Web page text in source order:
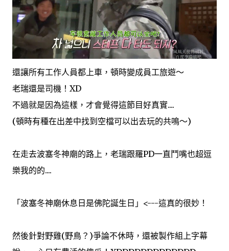
還讓所有工作人員都上車，頓時變成員工旅遊～
老瑞還是司機！XD
不過就是因為這樣，才會覺得這節目好真實....
(頓時有種在出差中找到空檔可以出去玩的共鳴～)
在走去波塞冬神廟的路上，老瑞跟羅PD一直鬥嘴也超逗
樂我的的....
「波塞冬神廟休息日是佛陀誕生日」<---這真的很妙！
然後針對野雞(野鳥？)爭論不休時，還被製作組上字幕